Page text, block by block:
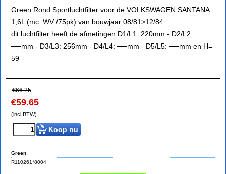
Green Rond Sportluchtfilter voor de VOLKSWAGEN SANTANA
1,6L (mc: WV /75pk) van bouwjaar 08/81>12/84
dit luchtfilter heeft de afmetingen D1/L1: 220mm - D2/L2:
──mm - D3/L3: 256mm - D4/L4: ──mm - D5/L5: ──mm en H=
59
€66.25
€59.65
(incl BTW)
Koop nu
Green
R110261*8004